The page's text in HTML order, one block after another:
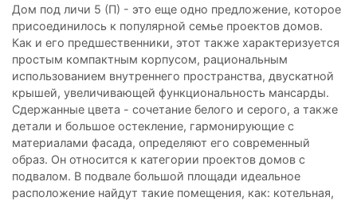
Дом под личи 5 (П) - это еще одно предложение, которое
присоединилось к популярной семье проектов домов.
Как и его предшественники, этот также характеризуется
простым компактным корпусом, рациональным
использованием внутреннего пространства, двускатной
крышей, увеличивающей функциональность мансарды.
Сдержанные цвета - сочетание белого и серого, а также
детали и большое остекление, гармонирующие с
материалами фасада, определяют его современный
образ. Он относится к категории проектов домов с
подвалом. В подвале большой площади идеальное
расположение найдут такие помещения, как: котельная,